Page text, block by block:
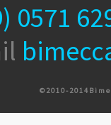
0571
© 2 0 1 0 - 2 0 1 4 B i m